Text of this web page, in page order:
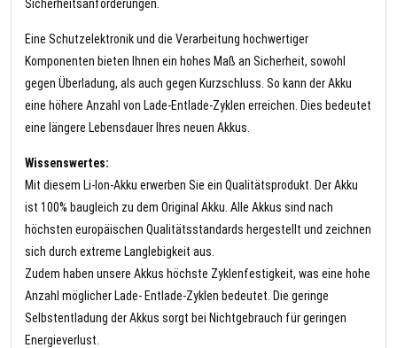
Sicherheitsanforderungen.
Eine Schutzelektronik und die Verarbeitung hochwertiger
Komponenten bieten Ihnen ein hohes Maß an Sicherheit, sowohl
gegen Überladung, als auch gegen Kurzschluss. So kann der Akku
eine höhere Anzahl von Lade-Entlade-Zyklen erreichen. Dies bedeutet
eine längere Lebensdauer Ihres neuen Akkus.
Wissenswertes:
Mit diesem Li-Ion-Akku erwerben Sie ein Qualitätsprodukt. Der Akku
ist 100% baugleich zu dem Original Akku. Alle Akkus sind nach
höchsten europäischen Qualitätsstandards hergestellt und zeichnen
sich durch extreme Langlebigkeit aus.
Zudem haben unsere Akkus höchste Zyklenfestigkeit, was eine hohe
Anzahl möglicher Lade- Entlade-Zyklen bedeutet. Die geringe
Selbstentladung der Akkus sorgt bei Nichtgebrauch für geringen
Energieverlust.